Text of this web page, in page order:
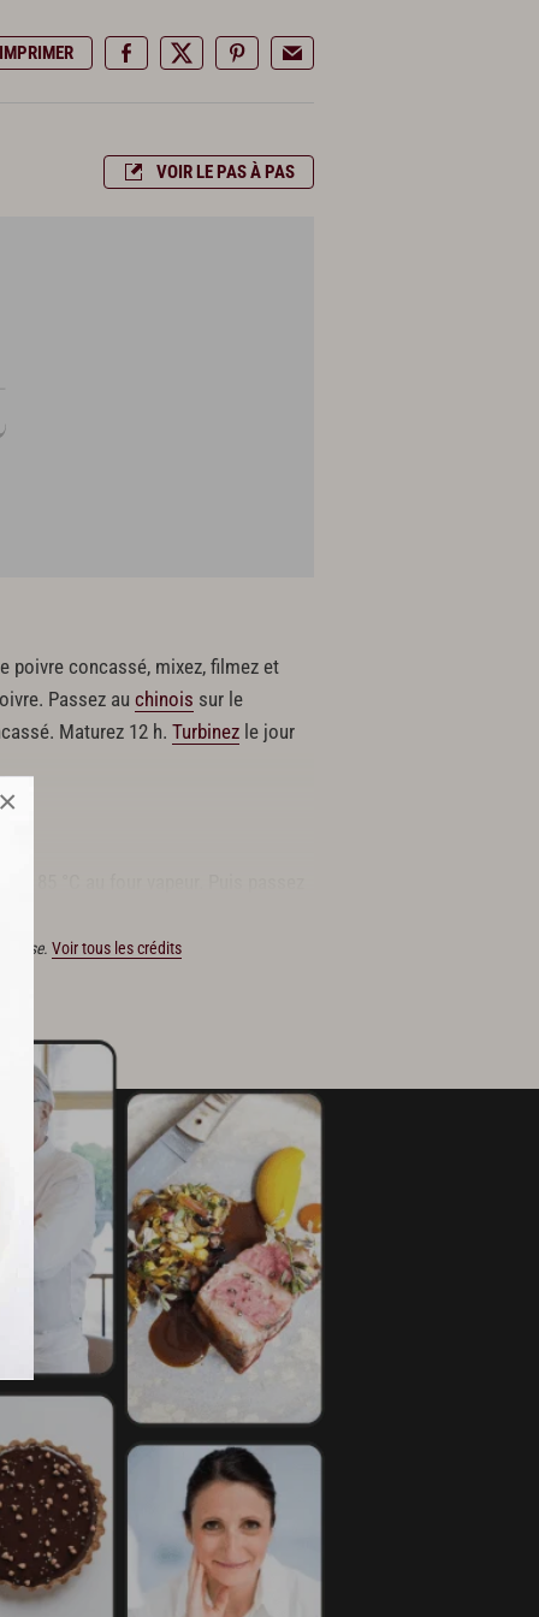
×
IMPRIMER
VOIR LE PAS À PAS
poivre concassé, mixez, filmez et
Passez au chinois sur le
Maturez 12 h. Turbinezle jour
à 85 °C au four vapeur. Puis passez
Voir tous les crédits